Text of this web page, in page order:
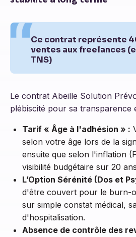
Ce contrat représente
ventes aux freelances
TNS)
Le contrat Abeille Solution
plébiscité pour sa transparence
Tarif « Âge à l'adhésion » :
selon votre âge lors de la
ensuite que selon l'inflation
visibilité budgétaire sur 20
L’Option Sérénité (Dos et
d'être couvert pour le burn-
sur simple constat médical,
d'hospitalisation.
Absence de contrôle des